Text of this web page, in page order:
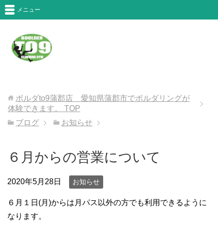
メニュー
ボルダto9蒲郡店 愛知県蒲郡市でボルダリングが
体験できます。
TOP
ブログ
お知らせ
６月からの営業について
2020年5月28日 お知らせ
６月１日(月)からは月パス以外の方でも利用できるように
なります。